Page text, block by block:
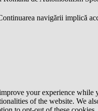
navigării implică
your experience while
of the website. We